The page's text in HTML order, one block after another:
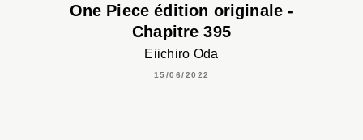
One Piece édition originale -
Chapitre 395
Eiichiro Oda
15/06/2022